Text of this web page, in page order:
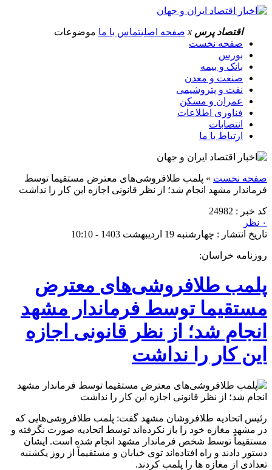
اقتصاد پرس x صفحه اصلیتماس با ما موضوعات
صفحه نخست
بورس
بانک و بیمه
صنعت و معدن
نفت و پتروشیمی
عمران و مسکن
فناوری اطلاعات
انتصابات
ارتباط با ما
صفحه نخست » پلمب طلا‌فروشی‌های معترض مستقیما توسط
فرماندار مشهد انجام شد؛ از نظر قانونی اجازه این کار را نداشت
کد خبر : 24982
۰ نظر
تاریخ انتشار : چهارشنبه 19 اردیبهشت 1403 - 10:10
روزنامه خراسان:
پلمب طلا‌فروشی‌های معترض
مستقیما توسط فرماندار مشهد
انجام شد؛ از نظر قانونی اجازه
این کار را نداشت
رئیس اتحادیه طلافروشان مشهد گفت: پلمب طلافروشی‌هایی که
در مشهد مغازه خود را باز نکرده‌اند توسط اتحادیه صورت نگرفته و
مستقیماً توسط شخص فرماندار مشهد انجام شده است. ایشان
دستور دادند و راه افتاده‌اند توی خیابان و مستقیماً از روز یکشنبه
تعدادی از مغازه ها را پلمب کردند.